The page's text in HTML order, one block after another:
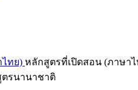
ทย) หลักสูตรที่เปิดสอน (ภาษาไ
รนานาชาติ